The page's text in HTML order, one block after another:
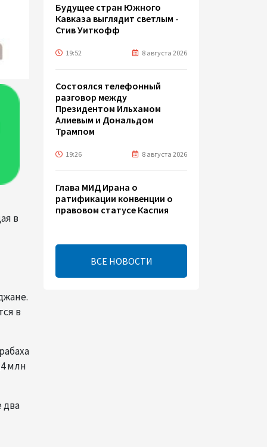
в
в
млн
два
Будущее стран Южного
Кавказа выглядит светлым -
Стив Уиткофф
19:52 8 августа 2026
Состоялся телефонный
разговор между
Президентом Ильхамом
Алиевым и Дональдом
Трампом
19:26 8 августа 2026
Глава МИД Ирана о
ратификации конвенции о
правовом статусе Каспия
Иран и Оман близки к
соглашению по Ормузскому
ВСЕ НОВОСТИ